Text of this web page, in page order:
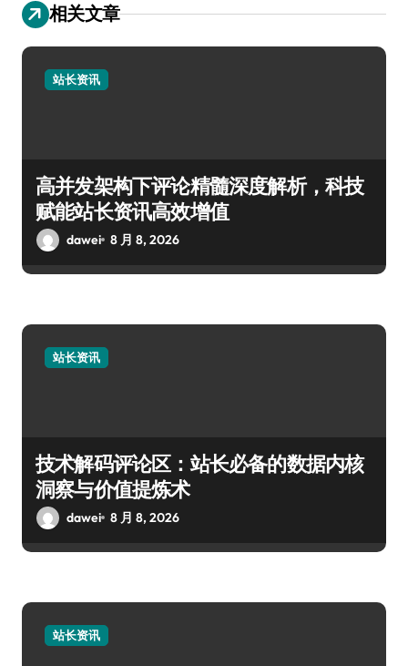
相关文章
站长资讯
高并发架构下评论精髓深度解析，科技
赋能站长资讯高效增值
dawei 8 月 8, 2026
站长资讯
技术解码评论区：站长必备的数据内核
洞察与价值提炼术
dawei 8 月 8, 2026
站长资讯